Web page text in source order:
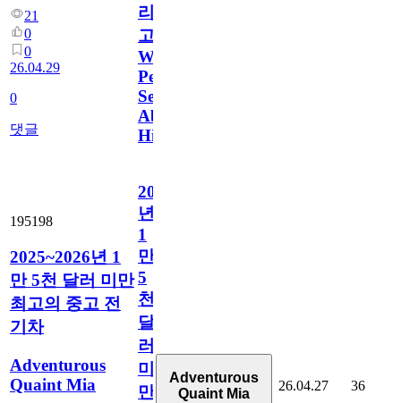
21
0
0
26.04.29
0
댓글
리
고
What
People
Search
About
Him
195198
2025~2026년 1
만 5천 달러 미만
최고의 중고 전
기차
Adventurous
Quaint Mia
2025~2026
년
1
만
5
천
달
러
미
만
Adventurous
Quaint Mia
26.04.27 36